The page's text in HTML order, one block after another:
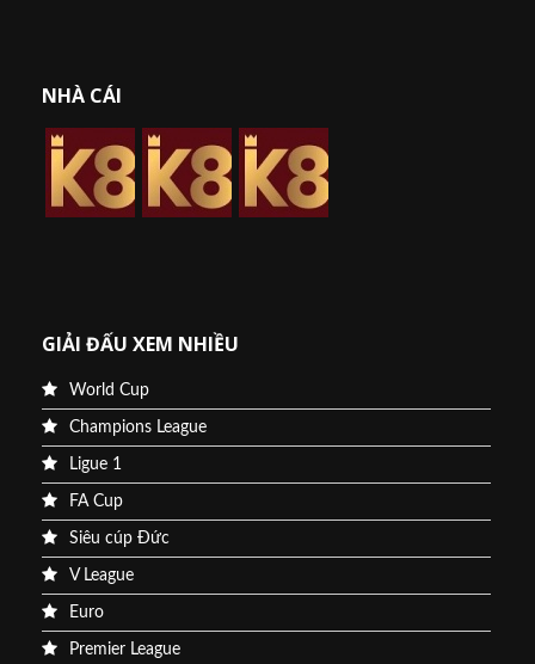
NHÀ CÁI
GIẢI ĐẤU XEM NHIỀU
World Cup
Champions League
Ligue 1
FA Cup
Siêu cúp Đức
V League
Euro
Premier League